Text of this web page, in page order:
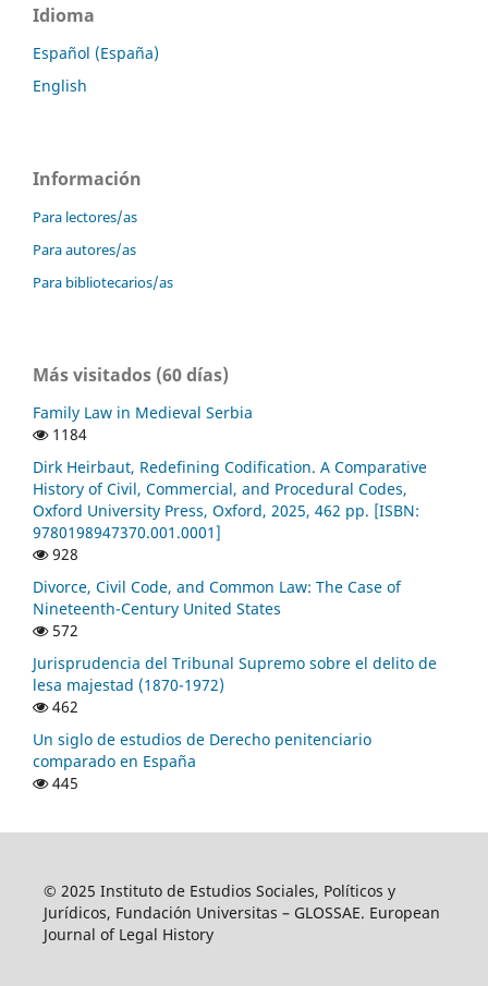
Idioma
Español (España)
English
Información
Para lectores/as
Para autores/as
Para bibliotecarios/as
Más visitados (60 días)
Family Law in Medieval Serbia
1184
Dirk Heirbaut, Redefining Codification. A Comparative
History of Civil, Commercial, and Procedural Codes,
Oxford University Press, Oxford, 2025, 462 pp. [ISBN:
9780198947370.001.0001]
928
Divorce, Civil Code, and Common Law: The Case of
Nineteenth-Century United States
572
Jurisprudencia del Tribunal Supremo sobre el delito de
lesa majestad (1870-1972)
462
Un siglo de estudios de Derecho penitenciario
comparado en España
445
© 2025 Instituto de Estudios Sociales, Políticos y
Jurídicos, Fundación Universitas – GLOSSAE. European
Journal of Legal History